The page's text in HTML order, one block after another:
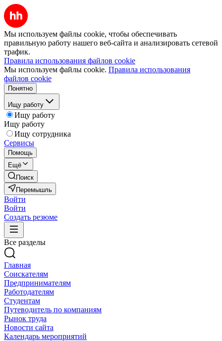
Мы используем файлы cookie, чтобы обеспечивать
правильную работу нашего веб-сайта и анализировать сетевой
трафик.
Правила использования файлов cookie
Мы используем файлы cookie. Правила использования
файлов cookie
Понятно
Ищу работу
Ищу работу
Ищу работу
Ищу сотрудника
Сервисы
Помощь
Ещё
Поиск
Перемышль
Войти
Войти
Создать резюме
Все разделы
Главная
Соискателям
Предпринимателям
Работодателям
Студентам
Путеводитель по компаниям
Рынок труда
Новости сайта
Календарь мероприятий